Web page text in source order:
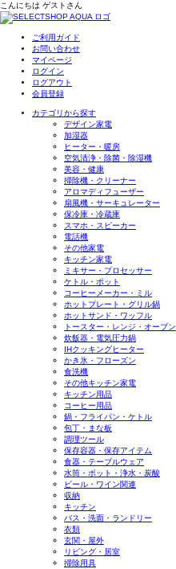
こんにちは ゲスト さん
ご利用ガイド
お問い合わせ
マイページ
ログイン
ログアウト
会員登録
カテゴリから探す
デザイン家電
加湿器
ヒーター・暖房
空気清浄・除菌・除湿機
美容・健康
掃除機・クリーナー
アロマディフューザー
扇風機・サーキュレーター
保冷庫・冷蔵庫
スマホ・スピーカー
電話機
その他家電
キッチン家電
ミキサー・プロセッサー
ケトル・ポット
コーヒーメーカー・ミル
ホットプレート・グリル鍋
ホットサンド・ワッフル
トースター・レンジ・オーブン
炊飯器・電気圧力鍋
IHクッキングヒーター
かき氷・フローズン
食洗機
その他キッチン家電
キッチン用品
コーヒー用品
鍋・フライパン・ケトル
包丁・まな板
調理ツール
保存容器・保存アイテム
食器・テーブルウェア
水筒・ポット・浄水・炭酸
ビール・ワイン関連
収納
キッチン
バス・洗面・ランドリー
衣類
玄関・屋外
リビング・居室
掃除用具